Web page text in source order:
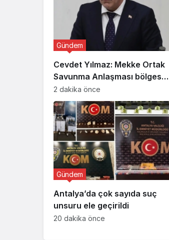
Cevdet Yılmaz: Mekke Ortak
Savunma Anlaşması bölgesel
güvenliğe katkı sağlayacak
Gündem
2 dakika önce
Antalya’da çok sayıda suç
unsuru ele geçirildi
Gündem
20 dakika önce